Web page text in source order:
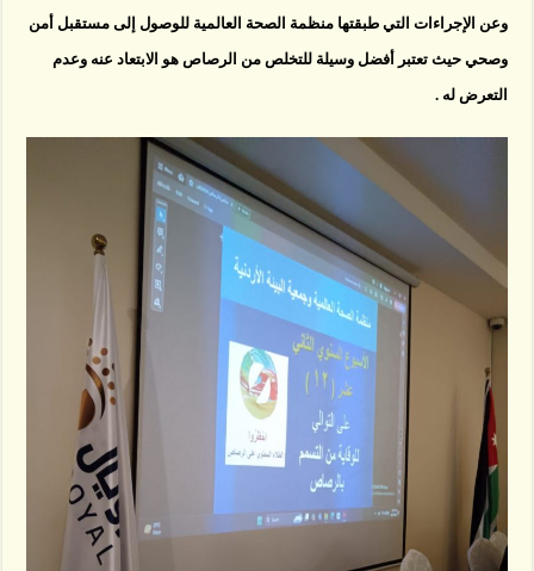
وعن الإجراءات التي طبقتها منظمة الصحة العالمية للوصول إلى مستقبل أمن
وصحي حيث تعتبر أفضل وسيلة للتخلص من الرصاص هو الابتعاد عنه وعدم
التعرض له .